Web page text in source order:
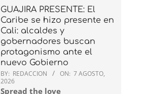
GUAJIRA PRESENTE: El
Caribe se hizo presente en
Cali: alcaldes y
gobernadores buscan
protagonismo ante el
nuevo Gobierno
BY: REDACCION ON: 7 AGOSTO,
2026
Spread the love